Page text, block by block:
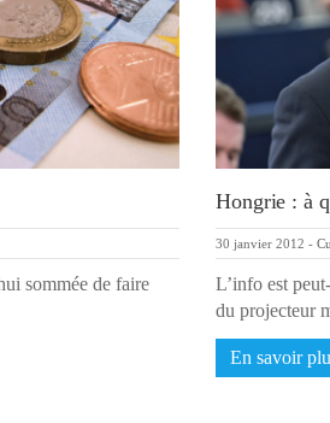
sommée de faire
Hongrie : à
30 janvier 2012 -
L’info est
du projecteur
En savoir